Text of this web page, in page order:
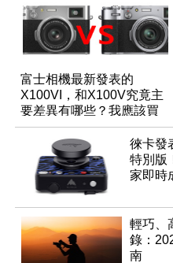
富士相機最新發表的
X100VI，和X100V究竟主
要差異有哪些？我應該買
哪一台？
徠卡發
特別版
家即時
輕巧、
錄：
南